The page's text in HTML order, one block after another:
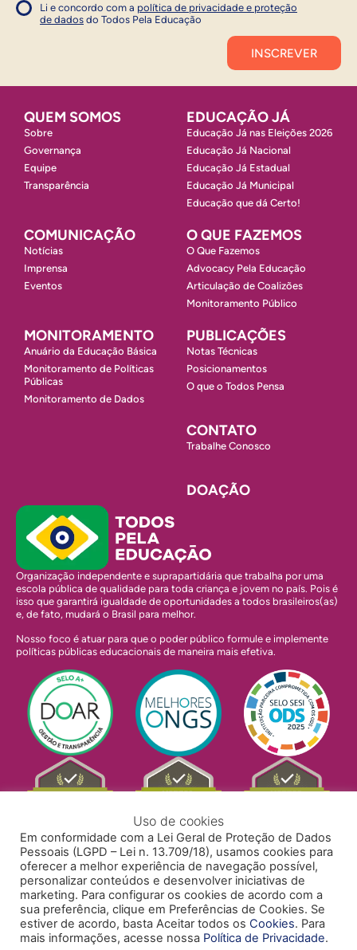
Li e concordo com a política de privacidade e proteção
de dados do Todos Pela Educação
1
QUEM SOMOS
Sobre
Governança
Equipe
Transparência
EDUCAÇÃO JÁ
Educação Já nas Eleições 2026
Educação Já Nacional
Educação Já Estadual
Educação Já Municipal
Educação que dá Certo!
COMUNICAÇÃO
Notícias
Imprensa
Eventos
O QUE FAZEMOS
O Que Fazemos
Advocacy Pela Educação
Articulação de Coalizões
Monitoramento Público
MONITORAMENTO
Anuário da Educação Básica
Monitoramento de Políticas
Públicas
Monitoramento de Dados
PUBLICAÇÕES
Notas Técnicas
Posicionamentos
O que o Todos Pensa
CONTATO
Trabalhe Conosco
DOAÇÃO
Organização independente e suprapartidária que trabalha por uma
escola pública de qualidade para toda criança e jovem no país. Pois é
isso que garantirá igualdade de oportunidades a todos brasileiros(as)
e, de fato, mudará o Brasil para melhor.
Nosso foco é atuar para que o poder público formule e implemente
políticas públicas educacionais de maneira mais efetiva.
Uso de cookies
Em conformidade com a Lei Geral de Proteção de Dados
Pessoais (LGPD – Lei n. 13.709/18), usamos cookies para
oferecer a melhor experiência de navegação possível,
personalizar conteúdos e desenvolver iniciativas de
marketing. Para configurar os cookies de acordo com a
sua preferência, clique em Preferências de Cookies. Se
estiver de acordo, basta Aceitar todos os Cookies. Para
mais informações, acesse nossa Política de Privacidade.